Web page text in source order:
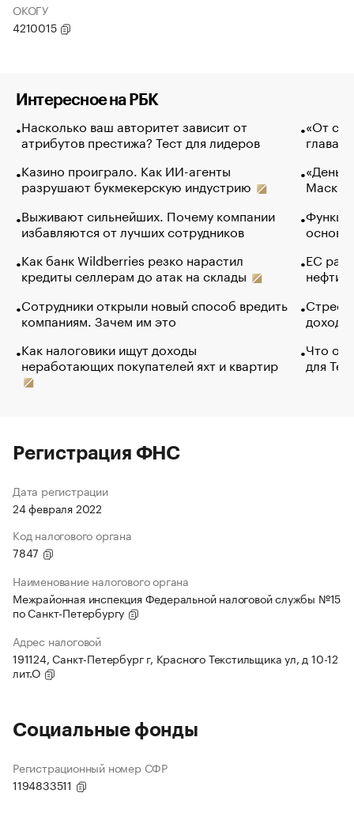
ОКОГУ
4210015
Интересное на РБК
Насколько ваш авторитет зависит от
атрибутов престижа? Тест для лидеров
Казино проиграло. Как ИИ-агенты
разрушают букмекерскую индустрию
Выживают сильнейших. Почему компании
избавляются от лучших сотрудников
Как банк Wildberries резко нарастил
кредиты селлерам до атак на склады
Сотрудники открыли новый способ вредить
компаниям. Зачем им это
Как налоговики ищут доходы
неработающих покупателей яхт и квартир
«От
глава
Маск в
основ
ЕС
нефти
Что
для
Регистрация ФНС
Дата регистрации
24 февраля 2022
Код налогового органа
7847
Наименование налогового органа
Межрайонная инспекция Федеральной налоговой службы №15
по Санкт-Петербургу
Адрес налоговой
191124, Санкт-Петербург г, Красного Текстильщика ул, д 10-12
лит.О
Социальные фонды
Регистрационный номер СФР
1194833511